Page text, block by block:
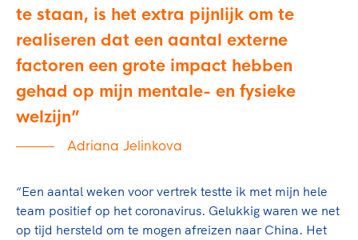
te staan, is het extra pijnlijk om te
realiseren dat een aantal externe
factoren een grote impact hebben
gehad op mijn mentale- en fysieke
welzijn
Adriana Jelinkova
“Een aantal weken voor vertrek testte ik met mijn hele
team positief op het coronavirus. Gelukkig waren we net
op tijd hersteld om te mogen afreizen naar China. Het